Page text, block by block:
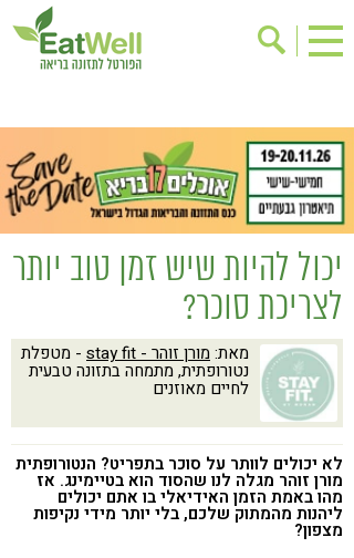
בישול בריא
אינדקס עסקים
ריפוי ומניעת מחלות
בריאות האישה
תוספי תזונה
מתכוני בריאות
אירועים
שינוי תזונתי
גישות בתזונה
ניקוי רעלים
מזונות על
ילדים
תזונה וספורט
רגישות לגלוטן
טעים להכיר
קורונה
טבעונות
יכול להיות שיש זמן טוב יותר
לצריכת סוכר?
מאת: מורן זוהר - stay fit - מטפלת
נטורופתית, מתמחה בתזונה טבעית
לחיים מאוזנים
לא יכולים לוותר על סוכר בתפריט? הנטורופתית
מורן זוהר מגלה לנו שהסוד הוא בטיימינג. אז
מהו באמת הזמן האידיאלי בו אתם יכולים
ליהנות מהמתוק שלכם, בלי יותר מידי נקיפות
מצפון?